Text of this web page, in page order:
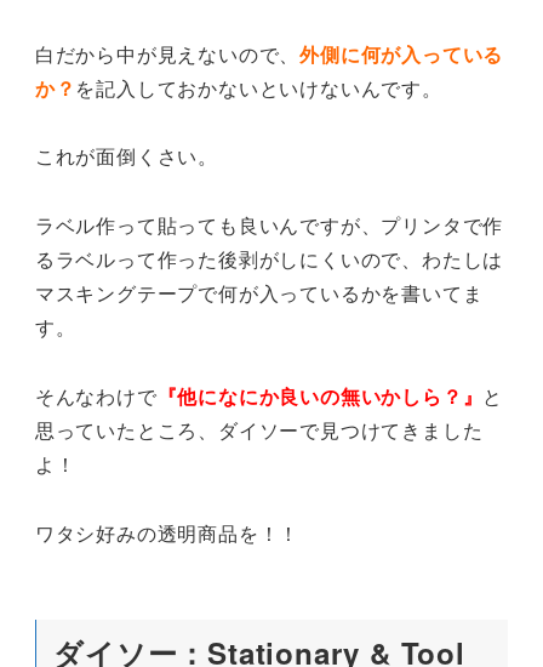
白だから中が見えないので、外側に何が入っている
か？ を記入しておかないといけないんです。
これが面倒くさい。
ラベル作って貼っても良いんですが、プリンタで作
るラベルって作った後剥がしにくいので、わたしは
マスキングテープで何が入っているかを書いてま
す。
そんなわけで 『他になにか良いの無いかしら？』 と
思っていたところ、ダイソーで見つけてきました
よ！
ワタシ好みの透明商品を！！
ダイソー：Stationary & Tool